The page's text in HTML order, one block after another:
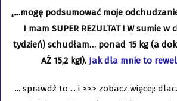
„...mogę podsumować moje
I mam SUPER REZULTAT ! W sumie w
tydzień) schudłam… ponad 15 kg (a
AŻ 15,2 kg!). Jak dla mnie to
... sprawdź to ... i >>> zobacz więcej: